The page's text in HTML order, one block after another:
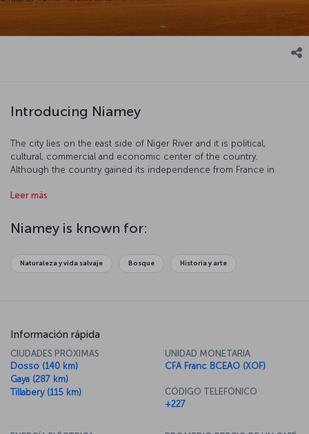
Introducing Niamey
The city lies on the east side of Niger River and it is political,
cultural, commercial and economic center of the country.
Although the country gained its independence from France in
an equatorial climate and we suggest you to visit the city between
warm. It would be useful to add that thunder squalls between June
and October may hinder daily life.
Leer más
Niamey is known for:
Naturaleza y vida salvaje Bosque Historia y arte
Información rápida
CIUDADES PRÓXIMAS
Dosso (140 km)
Gaya (287 km)
Tillabery (115 km)
UNIDAD MONETARIA
CFA Franc BCEAO (XOF)
CÓDIGO TELEFÓNICO
+227